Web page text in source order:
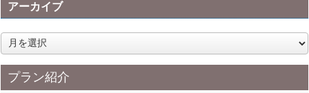
アーカイブ
ア
ー
カ
イプラン紹介